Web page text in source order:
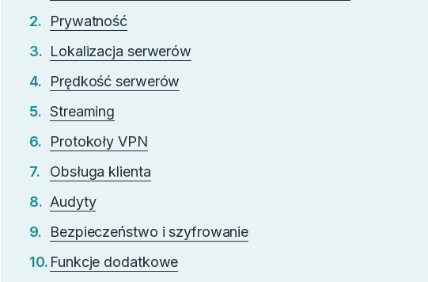
Prywatność
Lokalizacja serwerów
Prędkość serwerów
Streaming
Protokoły VPN
Obsługa klienta
Audyty
Bezpieczeństwo i szyfrowanie
Funkcje dodatkowe